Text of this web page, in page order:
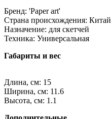
Бренд: 'Paper art'
Страна происхождения: Китай
Назначение: для скетчей
Техника: Универсальная
Габариты и вес
Длина, см: 15
Ширина, см: 11.6
Высота, см: 1.1